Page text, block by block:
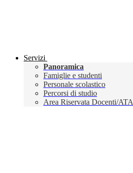
Servizi
Panoramica
Famiglie e studenti
Personale scolastico
Percorsi di studio
Area Riservata Docenti/ATA